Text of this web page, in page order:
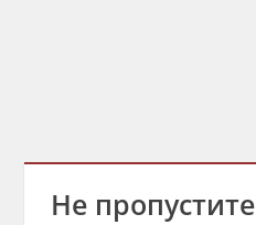
Не пропустите